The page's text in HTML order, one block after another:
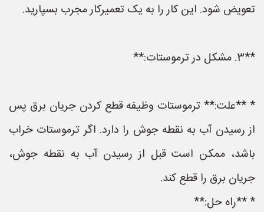
تعویض شود. این کار را به یک تعمیرکار مجرب بسپارید.
**3. مشکل در ترموستات:**
* **علت:** ترموستات وظیفه قطع کردن جریان برق پس
از رسیدن آب به نقطه جوش را دارد. اگر ترموستات خراب
باشد، ممکن است قبل از رسیدن آب به نقطه جوش،
جریان برق را قطع کند.
* **راه حل:**